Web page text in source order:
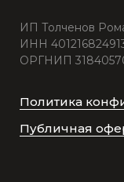
ИП Толченов
ИНН
ОРГНИП
Политика
Публичная